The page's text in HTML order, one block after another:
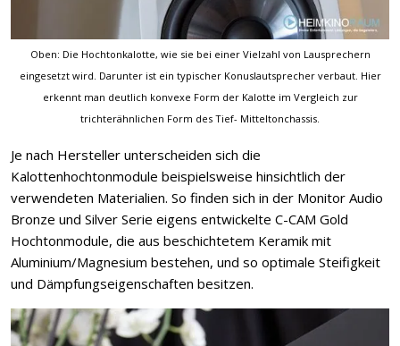
Oben: Die Hochtonkalotte, wie sie bei einer Vielzahl von Lausprechern
eingesetzt wird. Darunter ist ein typischer Konuslautsprecher verbaut. Hier
erkennt man deutlich konvexe Form der Kalotte im Vergleich zur
trichterähnlichen Form des Tief- Mitteltonchassis.
Je nach Hersteller unterscheiden sich die
Kalottenhochtonmodule beispielsweise hinsichtlich der
verwendeten Materialien. So finden sich in der Monitor Audio
Bronze und Silver Serie eigens entwickelte C-CAM Gold
Hochtonmodule, die aus beschichtetem Keramik mit
Aluminium/Magnesium bestehen, und so optimale Steifigkeit
und Dämpfungseigenschaften besitzen.